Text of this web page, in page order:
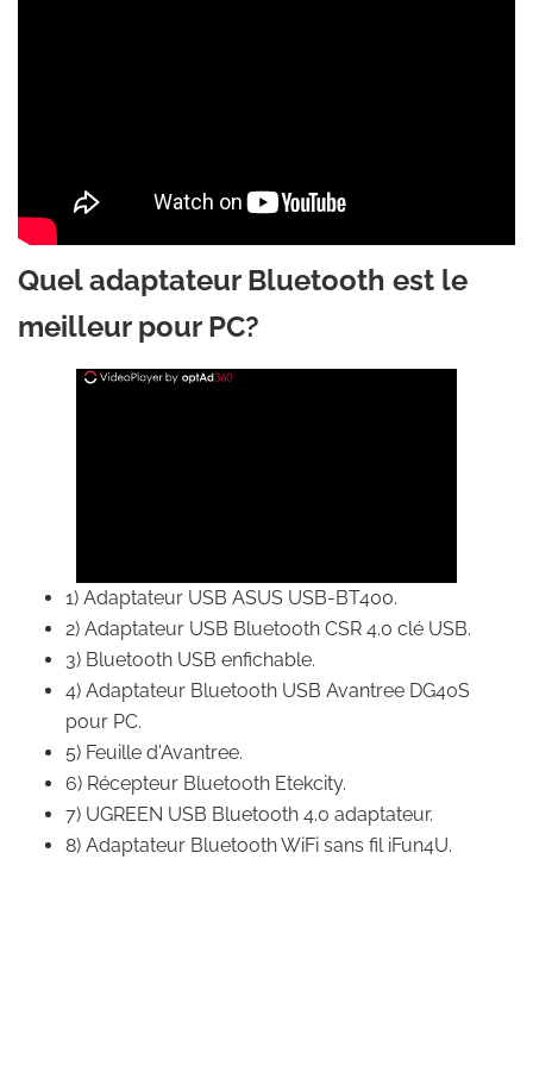
Quel adaptateur Bluetooth est le
meilleur pour PC?
1) Adaptateur USB ASUS USB-BT400.
2) Adaptateur USB Bluetooth CSR 4.0 clé USB.
3) Bluetooth USB enfichable.
4) Adaptateur Bluetooth USB Avantree DG40S
pour PC.
5) Feuille d'Avantree.
6) Récepteur Bluetooth Etekcity.
7) UGREEN USB Bluetooth 4.0 adaptateur.
8) Adaptateur Bluetooth WiFi sans fil iFun4U.